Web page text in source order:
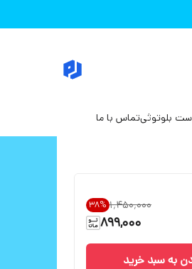
بلوتوثیتماس با ما
۱٬۴۵۰٬۰۰۰ 38%
899,000
به سبد خرید